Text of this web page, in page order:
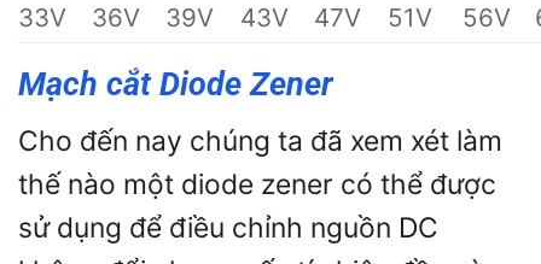
33V
36V 39V 43V 47V 51V 56V
Mạch cắt Diode Zener
Cho đến nay chúng ta đã xem xét làm
thế nào một diode zener có thể được
sử dụng để điều chỉnh nguồn DC